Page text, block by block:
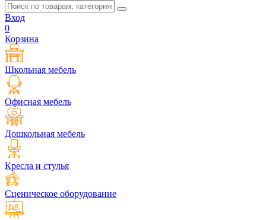
Вход
0
Корзина
Школьная мебель
Офисная мебель
Дошкольная мебель
Кресла и стулья
Сценическое оборудование